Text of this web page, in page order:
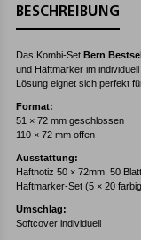
BESCHREIBUNG
Das Kombi-Set Bern
und Haftmarker im
Lösung eignet sich perfekt
Format:
51 × 72 mm geschlossen
110 × 72 mm offen
Ausstattung:
Haftnotiz 50 × 72mm, 50
Haftmarker-Set (5 × 20
Umschlag:
Softcover individuell